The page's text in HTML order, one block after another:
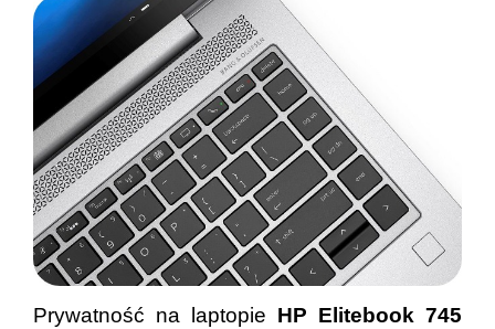
Prywatność na laptopie HP Elitebook 745